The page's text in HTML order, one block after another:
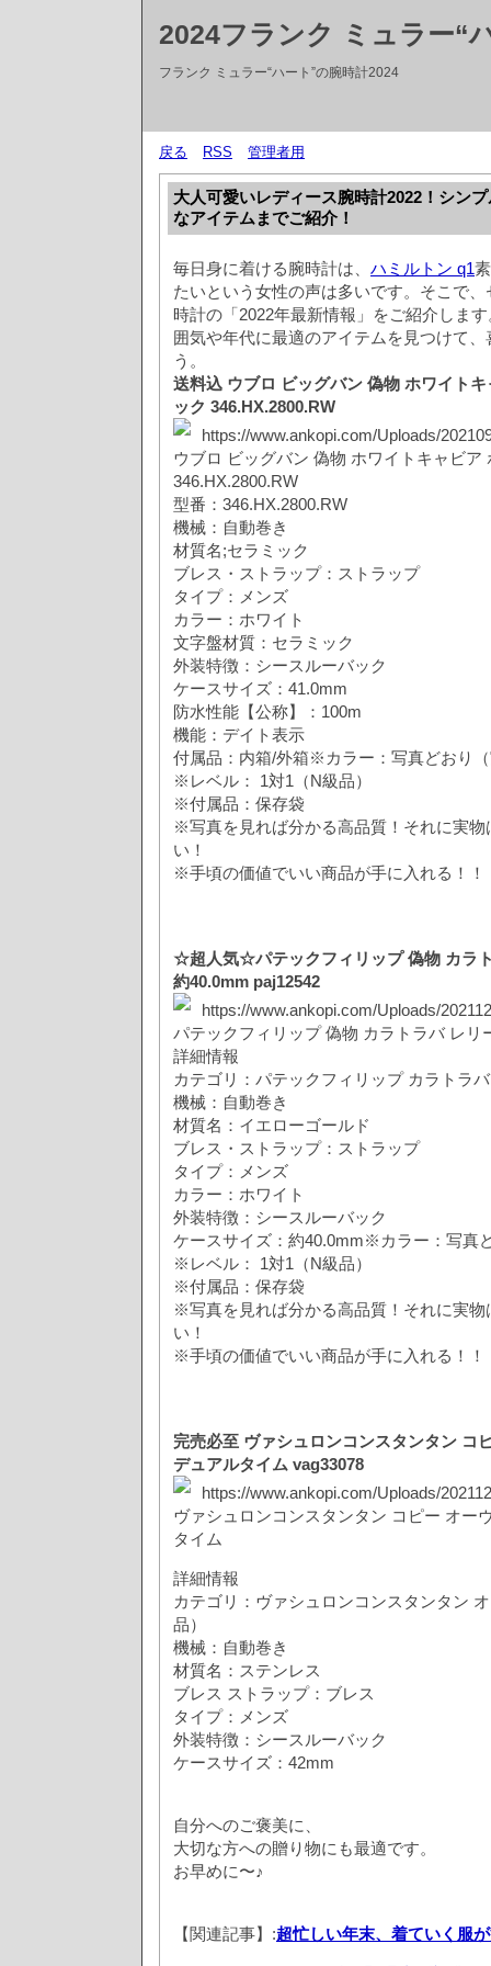
2024フランク ミュラー“
フランク ミュラー“ハート”の腕時計2024
戻る RSS 管理者用
大人可愛いレディース腕時計2022！シン
なアイテムまでご紹介！
毎日身に着ける腕時計は、 ハミルトン q1
たいという女性の声は多いです。そこで
時計の「2022年最新情報」をご紹介しま
囲気や年代に最適のアイテムを見つけて
う。
送料込 ウブロ ビッグバン 偽物 ホワイト
ック 346.HX.2800.RW
https://www.ankopi.com/Uploads/
ウブロ ビッグバン 偽物 ホワイトキャビア
346.HX.2800.RW
型番：346.HX.2800.RW
機械：自動巻き
材質名;セラミック
ブレス・ストラップ：ストラップ
タイプ：メンズ
カラー：ホワイト
文字盤材質：セラミック
外装特徴：シースルーバック
ケースサイズ：41.0mm
防水性能【公称】：100m
機能：デイト表示
付属品：内箱/外箱※カラー：写真どおり
※レベル： 1対1（N級品）
※付属品：保存袋
※写真を見れば分かる高品質！それに実物
い！
※手頃の価値でいい商品が手に入れる！！
☆超人気☆パテックフィリップ 偽物 カラ
約40.0mm paj12542
https://www.ankopi.com/Uploads/
パテックフィリップ 偽物 カラトラバ レリ
詳細情報
カテゴリ：パテックフィリップ カラトラ
機械：自動巻き
材質名：イエローゴールド
ブレス・ストラップ：ストラップ
タイプ：メンズ
カラー：ホワイト
外装特徴：シースルーバック
ケースサイズ：約40.0mm※カラー：写真
※レベル： 1対1（N級品）
※付属品：保存袋
※写真を見れば分かる高品質！それに実物
い！
※手頃の価値でいい商品が手に入れる！！
完売必至 ヴァシュロンコンスタンタン コ
デュアルタイム vag33078
https://www.ankopi.com/Uploads/
ヴァシュロンコンスタンタン コピー オー
タイム
詳細情報
カテゴリ：ヴァシュロンコンスタンタン
品）
機械：自動巻き
材質名：ステンレス
ブレス ストラップ：ブレス
タイプ：メンズ
外装特徴：シースルーバック
ケースサイズ：42mm
自分へのご褒美に、
大切な方への贈り物にも最適です。
お早めに〜♪
【関連記事】:超忙しい年末、着ていく服